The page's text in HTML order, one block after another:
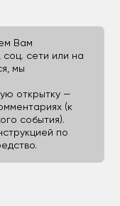
Вам
сети или на
мы
открытку —
(к
события).
по